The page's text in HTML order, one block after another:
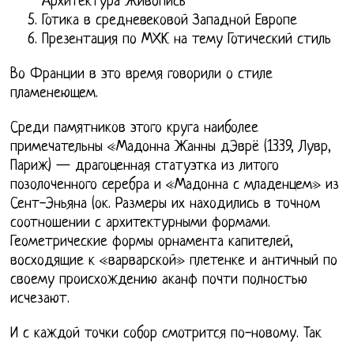
Готика в средневековой Западной Европе
Презентация по МХК на тему Готический стиль
Во Франции в это время говорили о стиле
пламенеющем.
Среди памятников этого круга наиболее
примечательны «Мадонна Жанны дЭврё (1339, Лувр,
Париж) — драгоценная статуэтка из литого
позолоченного серебра и «Мадонна с младенцем» из
Сент-Эньяна (ок. Размеры их находились в точном
соотношении с архитектурными формами.
Геометрические формы орнамента капителей,
восходящие к «варварской» плетенке и античный по
своему происхождению аканф почти полностью
исчезают.
И с каждой точки собор смотрится по-новому. Так